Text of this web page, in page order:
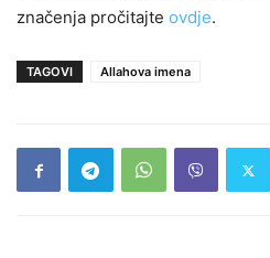
značenja pročitajte ovdje.
TAGOVI Allahova imena